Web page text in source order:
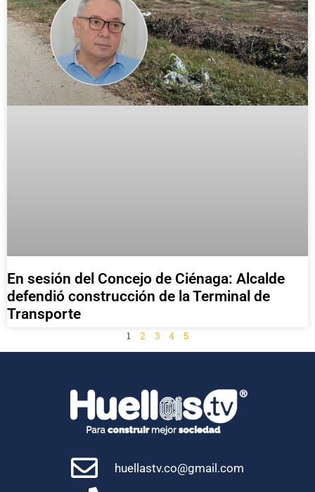
En sesión del Concejo de Ciénaga: Alcalde
defendió construcción de la Terminal de
Transporte
1 2 3 4 5
huellastv.co@gmail.com